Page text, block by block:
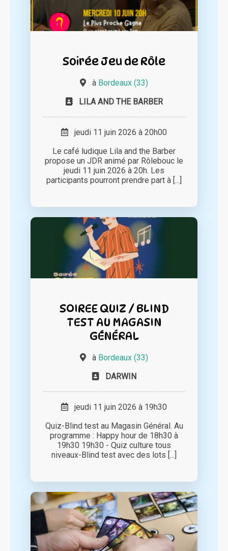
Soirée Jeu de Rôle
à Bordeaux (33)
LILA AND THE BARBER
jeudi 11 juin 2026 à 20h00
Le café ludique Lila and the Barber
propose un JDR animé par Rôlebouc le
jeudi 11 juin 2026 à 20h. Les
participants pourront prendre part à [...]
SOIREE QUIZ / BLIND
TEST AU MAGASIN
GÉNÉRAL
à Bordeaux (33)
DARWIN
jeudi 11 juin 2026 à 19h30
Quiz-Blind test au Magasin Général. Au
programme : Happy hour de 18h30 à
19h30 19h30 - Quiz culture tous
niveaux-Blind test avec des lots [...]